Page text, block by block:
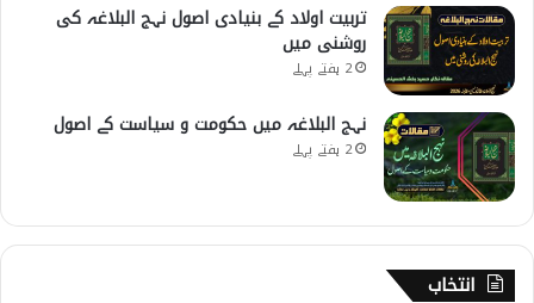
تربیت اولاد کے بنیادی اصول نہج البلاغہ کی
روشنی میں
2 ہفتے پہلے
نہج البلاغہ میں حکومت و سیاست کے اصول
2 ہفتے پہلے
انتخاب